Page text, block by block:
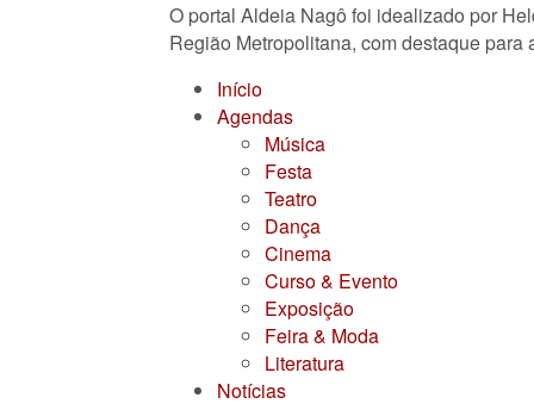
O portal Aldeia Nagô foi idealizado por
Região Metropolitana, com destaque para
Início
Agendas
Música
Festa
Teatro
Dança
Cinema
Curso & Evento
Exposição
Feira & Moda
Literatura
Notícias